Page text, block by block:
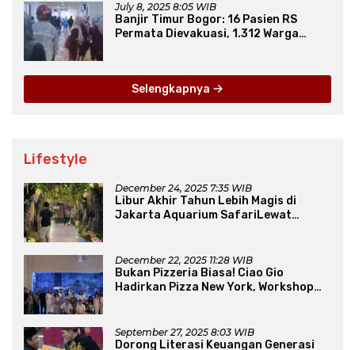
July 8, 2025 8:05 WIB
Banjir Timur Bogor: 16 Pasien RS
Permata Dievakuasi, 1.312 Warga
Selengkapnya
Lifestyle
December 24, 2025 7:35 WIB
Libur Akhir Tahun Lebih Magis di
Jakarta Aquarium SafariLewat
December 22, 2025 11:28 WIB
Bukan Pizzeria Biasa! Ciao Gio
Hadirkan Pizza New York, Workshop
September 27, 2025 8:03 WIB
Dorong Literasi Keuangan Generasi